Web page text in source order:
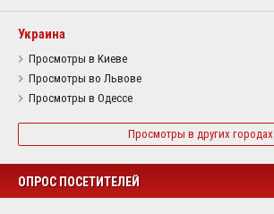
Украина
Просмотры в Киеве
Просмотры во Львове
Просмотры в Одессе
Просмотры в других городах
ОПРОС ПОСЕТИТЕЛЕЙ